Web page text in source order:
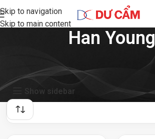
Skip to navigation
Skip to main content
Han Young
Showing all 7 results
Show sidebar